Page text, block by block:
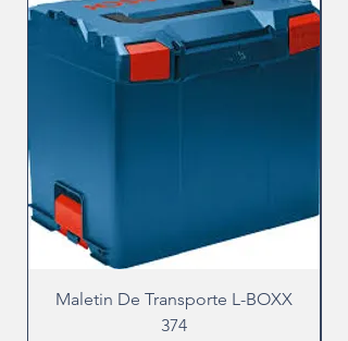
Maletin De Transporte L-BOXX
374